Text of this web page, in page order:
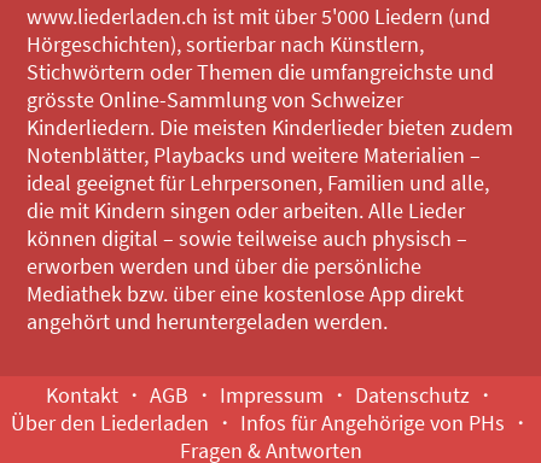
www.liederladen.ch ist mit über 5'000 Liedern (und
Hörgeschichten), sortierbar nach Künstlern,
Stichwörtern oder Themen die umfangreichste und
grösste Online-Sammlung von Schweizer
Kinderliedern. Die meisten Kinderlieder bieten zudem
Notenblätter, Playbacks und weitere Materialien –
ideal geeignet für Lehrpersonen, Familien und alle,
die mit Kindern singen oder arbeiten. Alle Lieder
können digital – sowie teilweise auch physisch –
erworben werden und über die persönliche
Mediathek bzw. über eine kostenlose App direkt
angehört und heruntergeladen werden.
Kontakt AGB Impressum
Datenschutz
Über den Liederladen
Infos für Angehörige von PHs
Fragen & Antworten